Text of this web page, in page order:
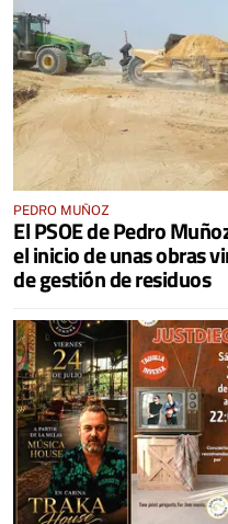
PEDRO MUÑOZ
El PSOE de Pedro
el inicio de unas obras
de gestión de residuos